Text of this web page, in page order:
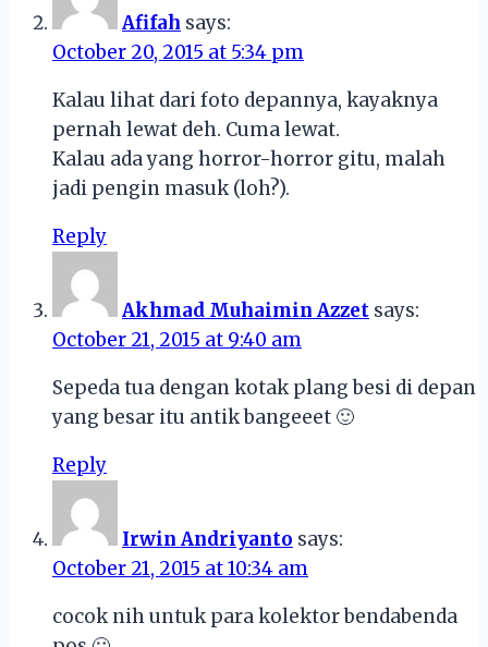
Afifah says:
October 20, 2015 at 5:34 pm
Kalau lihat dari foto depannya, kayaknya
pernah lewat deh. Cuma lewat.
Kalau ada yang horror-horror gitu, malah
jadi pengin masuk (loh?).
Reply
Akhmad Muhaimin Azzet says:
October 21, 2015 at 9:40 am
Sepeda tua dengan kotak plang besi di depan
yang besar itu antik bangeeet 🙂
Reply
Irwin Andriyanto says:
October 21, 2015 at 10:34 am
cocok nih untuk para kolektor bendabenda